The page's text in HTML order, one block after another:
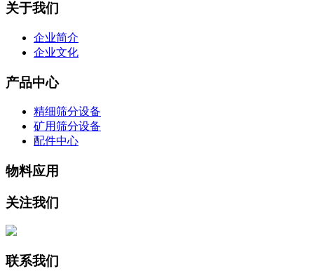
关于我们
企业简介
企业文化
产品中心
精细筛分设备
矿用筛分设备
配件中心
物料应用
关注我们
联系我们